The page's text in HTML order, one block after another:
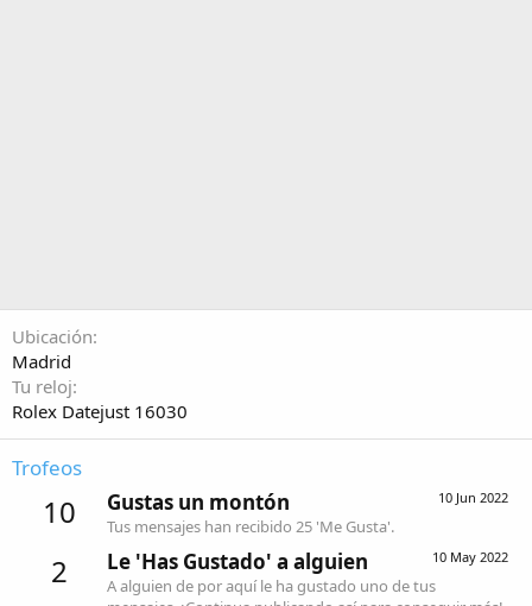
Ubicación
Madrid
Tu reloj
Rolex Datejust 16030
Trofeos
10 10 Jun 2022
Gustas un montón
Tus mensajes han recibido 25 'Me Gusta'.
2 10 May 2022
Le 'Has Gustado' a alguien
A alguien de por aquí le ha gustado uno de tus